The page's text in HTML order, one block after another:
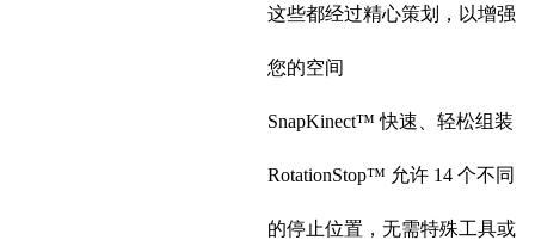
这些都经过精心策划，以增强
您的空间
SnapKinect™ 快速、轻松组装
RotationStop™ 允许 14 个不同
的停止位置，无需特殊工具或